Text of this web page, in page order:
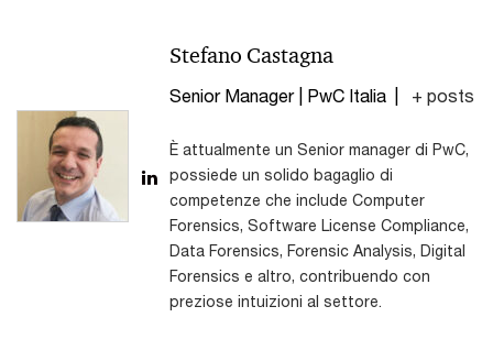
Stefano Castagna
Senior Manager | PwC Italia + posts
È attualmente un Senior manager di PwC,
possiede un solido bagaglio di
competenze che include Computer
Forensics, Software License Compliance,
Data Forensics, Forensic Analysis, Digital
Forensics e altro, contribuendo con
preziose intuizioni al settore.